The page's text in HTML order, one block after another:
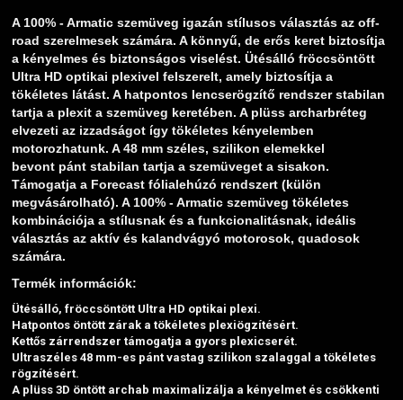
A 100% - Armatic szemüveg igazán stílusos választás az off-
road szerelmesek számára. A könnyű, de erős keret biztosítja
a kényelmes és biztonságos viselést. Ütésálló fröccsöntött
Ultra HD optikai plexivel felszerelt, amely biztosítja a
tökéletes látást. A hatpontos lencserögzítő rendszer stabilan
tartja a plexit a szemüveg keretében. A plüss archarbréteg
elvezeti az izzadságot így tökéletes kényelemben
motorozhatunk. A 48 mm széles, szilikon elemekkel
bevont pánt stabilan tartja a szemüveget a sisakon.
Támogatja a Forecast fólialehúzó rendszert (külön
megvásárolható). A 100% - Armatic szemüveg tökéletes
kombinációja a stílusnak és a funkcionalitásnak, ideális
választás az aktív és kalandvágyó motorosok, quadosok
számára.
Termék információk:
Ütésálló, fröccsöntött Ultra HD optikai plexi.
Hatpontos öntött zárak a tökéletes plexiögzítésért.
Kettős zárrendszer támogatja a gyors plexicserét.
Ultraszéles 48 mm-es pánt vastag szilikon szalaggal a tökéletes
rögzítésért.
A plüss 3D öntött archab maximalizálja a kényelmet és csökkenti